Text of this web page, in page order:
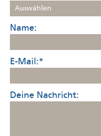
Auswählen
Name:
E-Mail:*
Deine Nachricht: